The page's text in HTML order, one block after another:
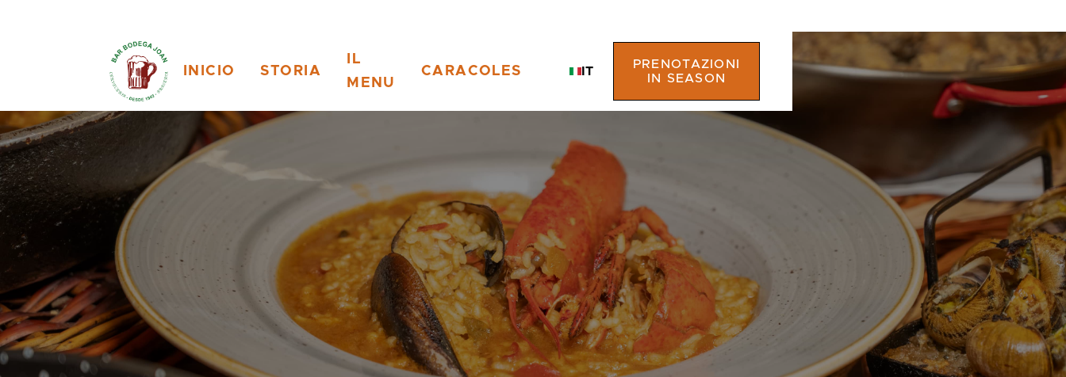
INICIO STORIA
IL
MENU
CARACOLES IT
PRENOTAZIONI
IN SEASON